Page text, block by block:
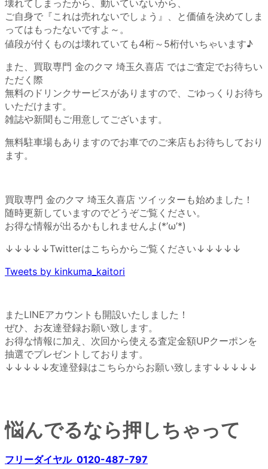
壊れてしまったから、動いていないから、
ご自身で『これは売れないでしょう』、と価値を決めてしま
ってはもったないですよ～。
値段が付くものは壊れていても4桁～5桁付いちゃいます♪
また、買取専門 金のクマ 埼玉久喜店 ではご査定でお待ちい
ただく際
無料のドリンクサービスがありますので、ごゆっくりお待ち
いただけます。
雑誌や新聞もご用意してございます。
無料駐車場もありますのでお車でのご来店もお待ちしており
ます。
買取専門 金のクマ 埼玉久喜店 ツイッターも始めました！
随時更新していますのでどうぞご覧ください。
お得な情報が出るかもしれませんよ(*’ω’*)
↓↓↓↓↓Twitterはこちらからご覧ください↓↓↓↓↓
Tweets by kinkuma_kaitori
またLINEアカウントも開設いたしました！
ぜひ、お友達登録お願い致します。
お得な情報に加え、次回から使える査定金額UPクーポンを
抽選でプレゼントしております。
↓↓↓↓↓友達登録はこちらからお願い致します↓↓↓↓↓
悩んでるなら押しちゃって
フリーダイヤル 0120-487-797